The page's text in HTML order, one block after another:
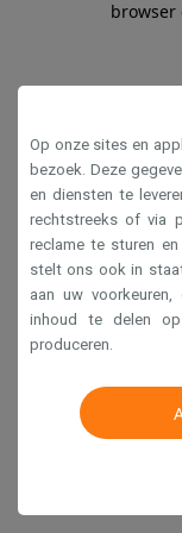
browser
Op onze sites en
bezoek. Deze
en diensten te
rechtstreeks of via
reclame te sturen
stelt ons ook in
aan uw
inhoud te delen
produceren.